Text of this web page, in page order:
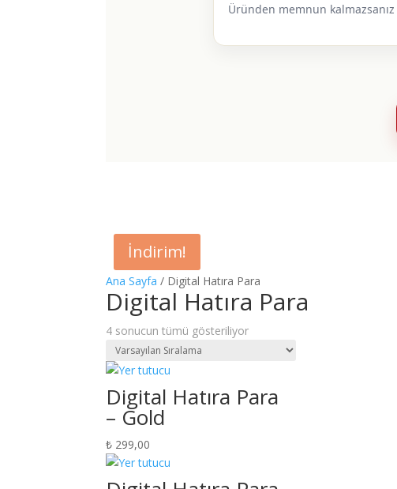
Üründen memnun kalmazsanız
Ana Sayfa / Digital Hatıra Para
Digital Hatıra Para
4 sonucun tümü gösteriliyor
Digital Hatıra Para
– Gold
₺ 299,00
İndirim!